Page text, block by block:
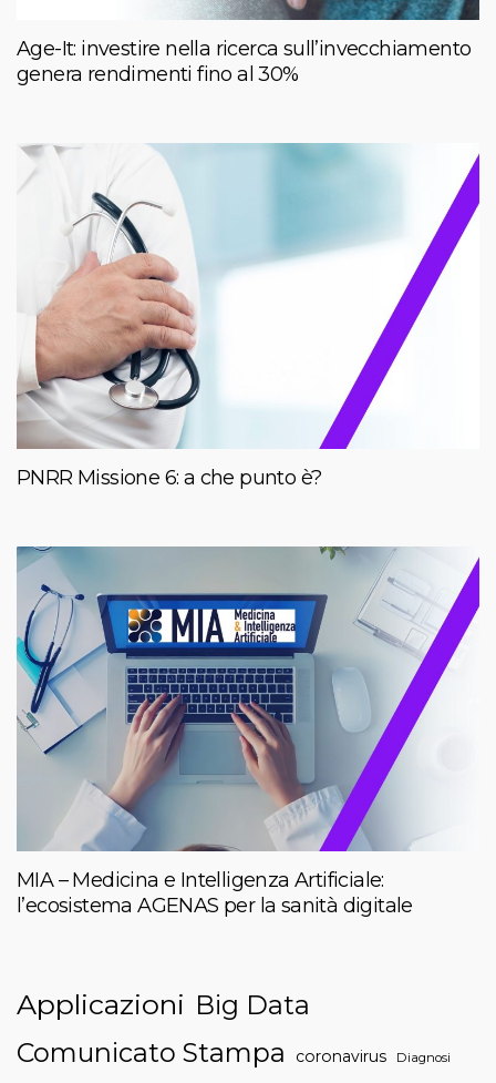
Age-It: investire nella ricerca sull’invecchiamento
genera rendimenti fino al 30%
PNRR Missione 6: a che punto è?
MIA – Medicina e Intelligenza Artificiale:
l’ecosistema AGENAS per la sanità digitale
Applicazioni Big Data
Comunicato Stampa
coronavirus Diagnosi